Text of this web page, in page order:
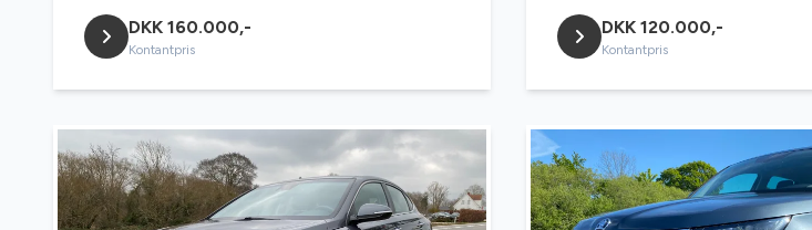
DKK 160.000,-
Kontantpris
DKK 120.000,-
Kontantpris